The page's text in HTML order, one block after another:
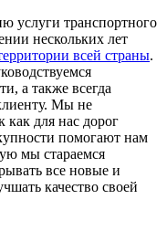
услуги транспортного
нескольких лет
всей страны.
а также всегда
Мы не
как для нас дорог
помогают нам
мы стараемся
все новые и
качество своей